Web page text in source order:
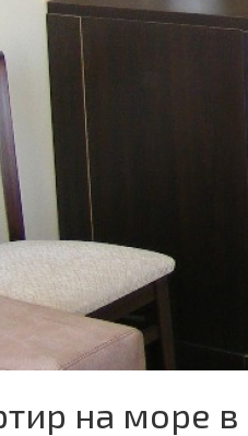
на море